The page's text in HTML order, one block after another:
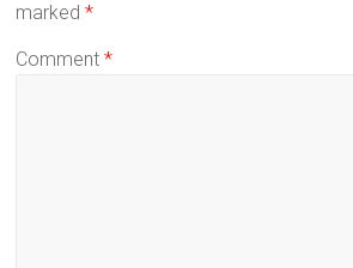
marked*
Comment*